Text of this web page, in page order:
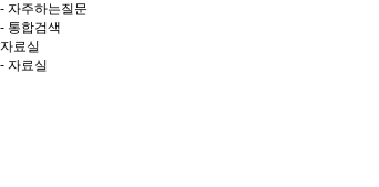
- 자주하는질문
- 통합검색
자료실
- 자료실